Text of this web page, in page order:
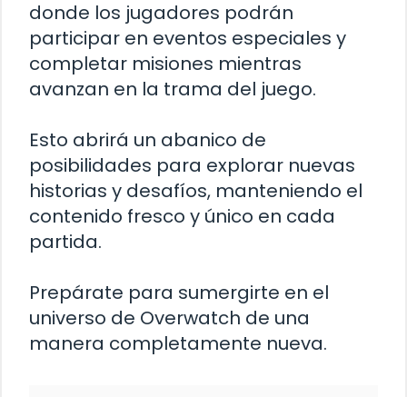
donde los jugadores podrán
participar en eventos especiales y
completar misiones mientras
avanzan en la trama del juego.
Esto abrirá un abanico de
posibilidades para explorar nuevas
historias y desafíos, manteniendo el
contenido fresco y único en cada
partida.
Prepárate para sumergirte en el
universo de Overwatch de una
manera completamente nueva.